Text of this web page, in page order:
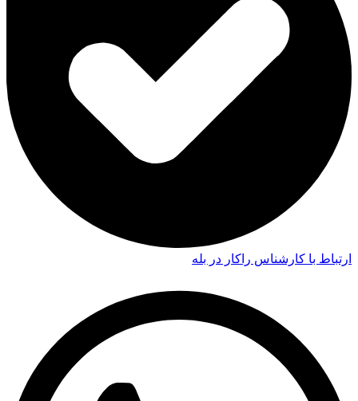
ارتباط با کارشناس راکار در بله